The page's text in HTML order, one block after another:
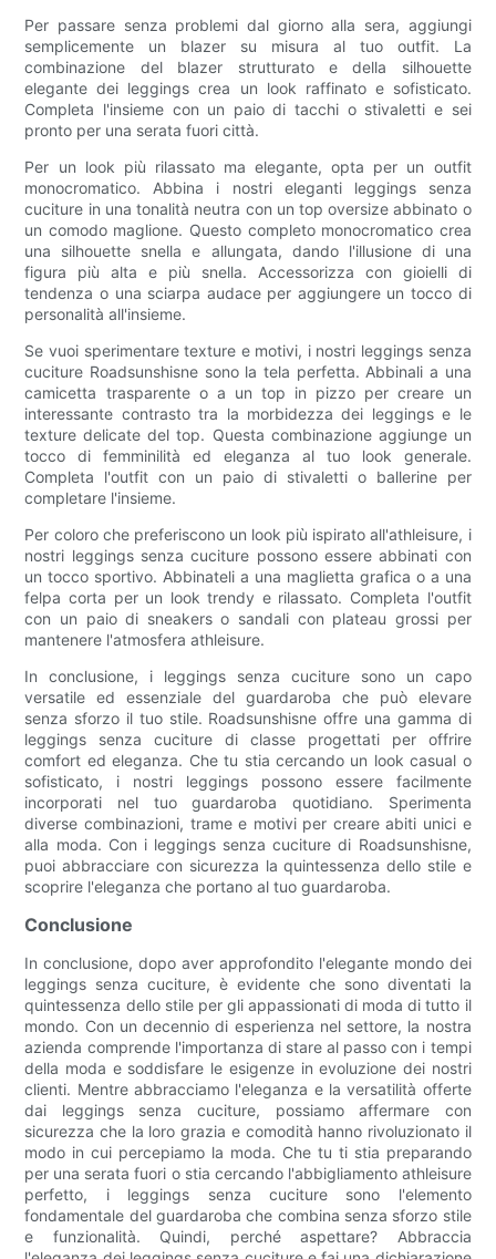
Per passare senza problemi dal giorno alla sera, aggiungi
semplicemente un blazer su misura al tuo outfit. La
combinazione del blazer strutturato e della silhouette
elegante dei leggings crea un look raffinato e sofisticato.
Completa l'insieme con un paio di tacchi o stivaletti e sei
pronto per una serata fuori città.
Per un look più rilassato ma elegante, opta per un outfit
monocromatico. Abbina i nostri eleganti leggings senza
cuciture in una tonalità neutra con un top oversize abbinato o
un comodo maglione. Questo completo monocromatico crea
una silhouette snella e allungata, dando l'illusione di una
figura più alta e più snella. Accessorizza con gioielli di
tendenza o una sciarpa audace per aggiungere un tocco di
personalità all'insieme.
Se vuoi sperimentare texture e motivi, i nostri leggings senza
cuciture Roadsunshisne sono la tela perfetta. Abbinali a una
camicetta trasparente o a un top in pizzo per creare un
interessante contrasto tra la morbidezza dei leggings e le
texture delicate del top. Questa combinazione aggiunge un
tocco di femminilità ed eleganza al tuo look generale.
Completa l'outfit con un paio di stivaletti o ballerine per
completare l'insieme.
Per coloro che preferiscono un look più ispirato all'athleisure, i
nostri leggings senza cuciture possono essere abbinati con
un tocco sportivo. Abbinateli a una maglietta grafica o a una
felpa corta per un look trendy e rilassato. Completa l'outfit
con un paio di sneakers o sandali con plateau grossi per
mantenere l'atmosfera athleisure.
In conclusione, i leggings senza cuciture sono un capo
versatile ed essenziale del guardaroba che può elevare
senza sforzo il tuo stile. Roadsunshisne offre una gamma di
leggings senza cuciture di classe progettati per offrire
comfort ed eleganza. Che tu stia cercando un look casual o
sofisticato, i nostri leggings possono essere facilmente
incorporati nel tuo guardaroba quotidiano. Sperimenta
diverse combinazioni, trame e motivi per creare abiti unici e
alla moda. Con i leggings senza cuciture di Roadsunshisne,
puoi abbracciare con sicurezza la quintessenza dello stile e
scoprire l'eleganza che portano al tuo guardaroba.
Conclusione
In conclusione, dopo aver approfondito l'elegante mondo dei
leggings senza cuciture, è evidente che sono diventati la
quintessenza dello stile per gli appassionati di moda di tutto il
mondo. Con un decennio di esperienza nel settore, la nostra
azienda comprende l'importanza di stare al passo con i tempi
della moda e soddisfare le esigenze in evoluzione dei nostri
clienti. Mentre abbracciamo l'eleganza e la versatilità offerte
dai leggings senza cuciture, possiamo affermare con
sicurezza che la loro grazia e comodità hanno rivoluzionato il
modo in cui percepiamo la moda. Che tu ti stia preparando
per una serata fuori o stia cercando l'abbigliamento athleisure
perfetto, i leggings senza cuciture sono l'elemento
fondamentale del guardaroba che combina senza sforzo stile
e funzionalità. Quindi, perché aspettare? Abbraccia